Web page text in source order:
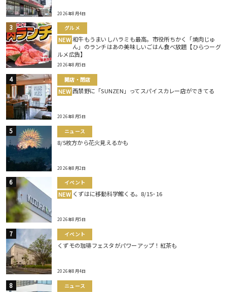
2026年8月4日
グルメ
NEW 和牛もうまいしハラミも最高。市役所ちかく「焼肉じゅ
ん」のランチはあの美味しいごはん食べ放題【ひらつーグ
ルメ広告】
2026年8月5日
開店・閉店
NEW 西禁野に「SUNZEN」ってスパイスカレー店ができてる
2026年8月5日
ニュース
8/5枚方から花火見えるかも
2026年8月2日
イベント
NEW くずはに移動科学館くる。8/15･16
2026年8月5日
イベント
くずモの珈琲フェスタがパワーアップ！紅茶も
2026年8月4日
ニュース